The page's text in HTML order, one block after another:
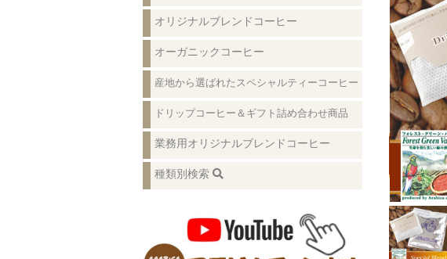
オリジナルブレンドコーヒー
オーガニックコーヒー
産地から選ばれたスペシャルティーコーヒー
ドリップコーヒー＆ギフト詰め合わせ商品
業務用オリジナルブレンドコーヒー
種類別検索